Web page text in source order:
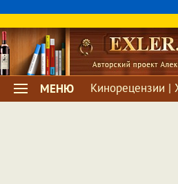
МЕНЮ Кинорецензии |